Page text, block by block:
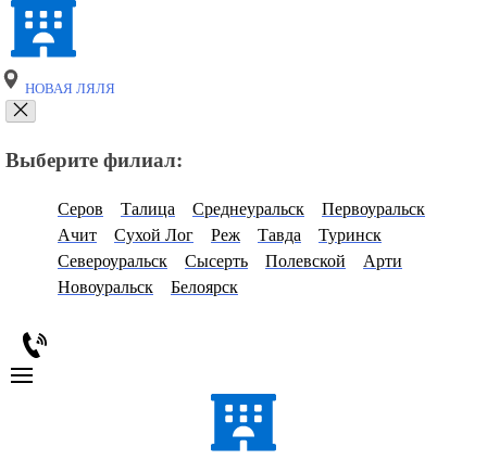
НОВАЯ ЛЯЛЯ
Выберите филиал:
Серов Талица Среднеуральск
Первоуральск
Ачит
Сухой Лог Реж Тавда
Туринск
Североуральск
Сысерть Полевской
Арти
Новоуральск
Белоярск